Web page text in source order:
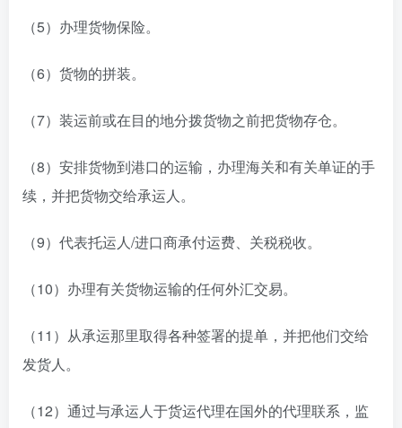
（5）办理货物保险。
（6）货物的拼装。
（7）装运前或在目的地分拨货物之前把货物存仓。
（8）安排货物到港口的运输，办理海关和有关单证的手
续，并把货物交给承运人。
（9）代表托运人/进口商承付运费、关税税收。
（10）办理有关货物运输的任何外汇交易。
（11）从承运那里取得各种签署的提单，并把他们交给
发货人。
（12）通过与承运人于货运代理在国外的代理联系，监